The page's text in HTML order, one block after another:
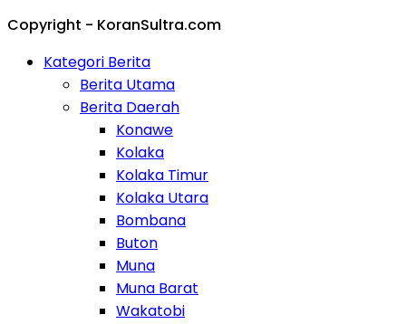
Copyright - KoranSultra.com
Kategori Berita
Berita Utama
Berita Daerah
Konawe
Kolaka
Kolaka Timur
Kolaka Utara
Bombana
Buton
Muna
Muna Barat
Wakatobi